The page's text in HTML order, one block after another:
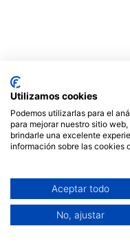
Conmutador
2.0 de 2
TEC2SN
3,58€
Fuera de stock
Reciba una
Utilizamos cookies
Podemos utilizarlas para el
para mejorar nuestro sitio
brindarle una excelente
información sobre las cookies
Aceptar todo
No, ajustar